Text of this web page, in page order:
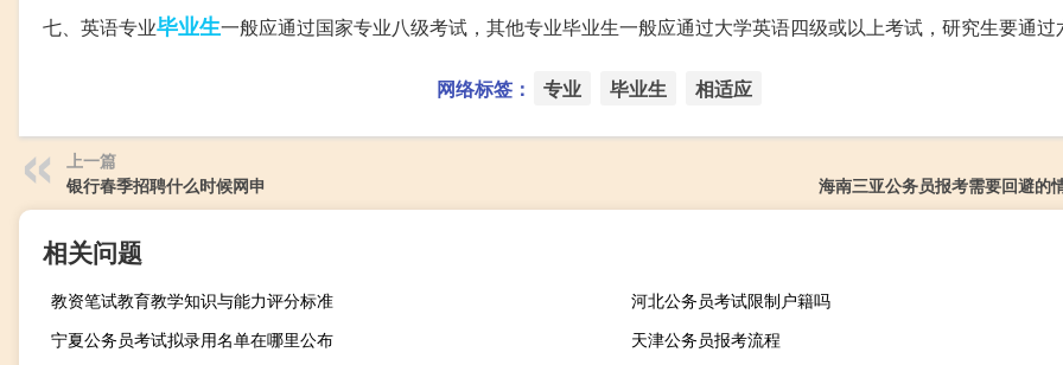
七、英语专业毕业生一般应通过国家专业八级考试，其他专业毕业生一般应通过大学英语四级或以上考试，研究生要通过
网络标签： 专业 毕业生 相适应
上一篇
银行春季招聘什么时候网申
海南三亚公务员报考需要回避的
相关问题
教资笔试教育教学知识与能力评分标准
河北公务员考试限制户籍吗
宁夏公务员考试拟录用名单在哪里公布
天津公务员报考流程